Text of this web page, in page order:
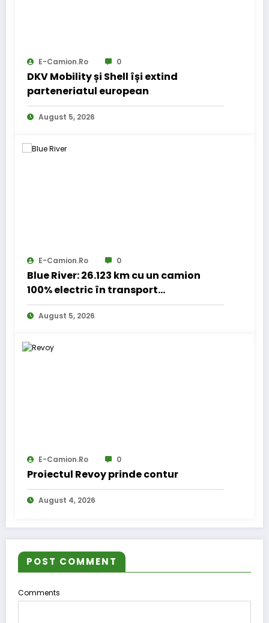
E-Camion.ro 0
DKV Mobility și Shell își extind
parteneriatul european
August 5, 2026
E-Camion.ro 0
Blue River: 26.123 km cu un camion
100% electric în transport
internațional
August 5, 2026
E-Camion.ro 0
Proiectul Revoy prinde contur
August 4, 2026
POST COMMENT
Comments